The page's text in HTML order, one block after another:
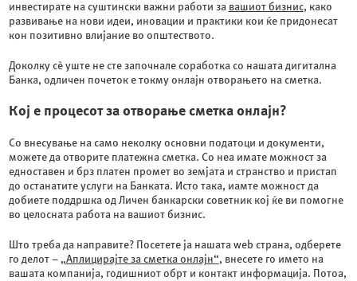
инвестирате на суштински важни работи за вашиот бизнис, како
развивање на нови идеи, иновации и практики кои ќе придонесат
кон позитивно влијание во општеството.
Доколку сè уште не сте започнале соработка со нашата дигитална
Банка, одличен почеток е токму онлајн отворањето на сметка.
Кој е процесот за отворање сметка онлајн?
Со внесување на само неколку основни податоци и документи,
можете да отворите платежна сметка. Со неа имате можност за
едноставен и брз платен промет во земјата и странство и пристап
до останатите услуги на Банката. Исто така, иамте можност да
добиете поддршка од Личен банкарски советник кој ќе ви помогне
во целосната работа на вашиот бизнис.
Што треба да направите? Посетете ја нашата web страна, одберете
го делот – „Аплицирајте за сметка онлајн“, внесете го името на
вашата компанија, годишниот обрт и контакт информација. Потоа,